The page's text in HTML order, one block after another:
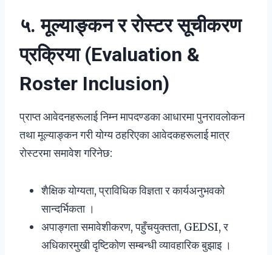
५. मूल्याङ्कन र रोस्टर सूचीकरण
प्रक्रिया (Evaluation &
Roster Inclusion)
प्राप्त आवेदनहरूलाई निम्न मापदण्डका आधारमा पुनरावलोकन
तथा मूल्याङ्कन गरी योग्य ठहरिएका आवेदकहरूलाई मात्र
रोस्टरमा समावेश गरिनेछ:
शैक्षिक योग्यता, प्राविधिक विज्ञता र कार्यअनुभवको
सान्दर्भिकता ।
अपाङ्गता समावेशीकरण, पहुँचयुक्तता, GEDSI, र
अधिकारमुखी दृष्टिकोण सम्बन्धी व्यावहारिक बुझाइ ।